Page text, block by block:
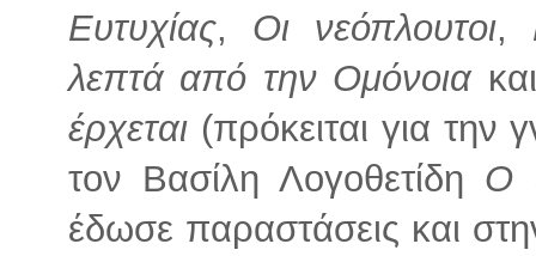
Ευτυχίας, Οι νεόπλουτοι,
λεπτά από την Ομόνοια
έρχεται (πρόκειται για την
τον Βασίλη Λογοθετίδη Ο
έδωσε παραστάσεις και